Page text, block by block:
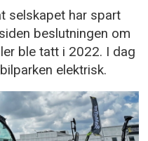
selskapet har spart
beslutningen om
ble tatt i 2022. I dag
elektrisk.